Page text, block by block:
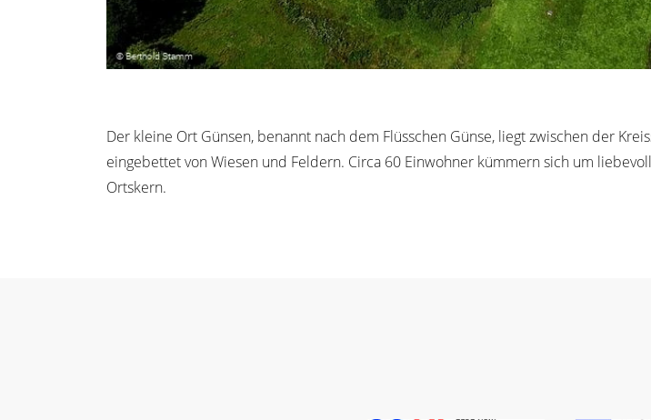
Der kleine Ort Günsen, benannt nach dem Flüsschen Günse, liegt zwischen der
eingebettet von Wiesen und Feldern. Circa 60 Einwohner kümmern sich um
Ortskern.